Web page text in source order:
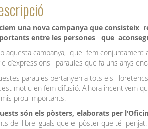
una nova campanya que consisteix
entre les persones que
aquesta campanya, que fem conjuntament
d’expressions i paraules que fa uns anys
paraules pertanyen a tots els
motiu en fem difusió. Alhora incentivem
prou importants.
són els pòsters, elaborats per
de llibre iguals que el pòster que té penjat.